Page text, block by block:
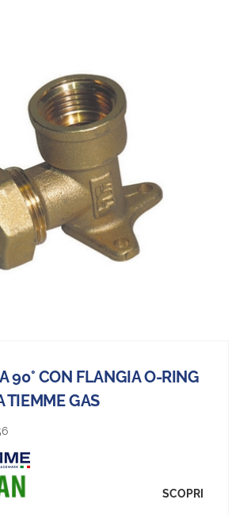
90° CON FLANGIA O-RING
TIEMME GAS
SCOPRI